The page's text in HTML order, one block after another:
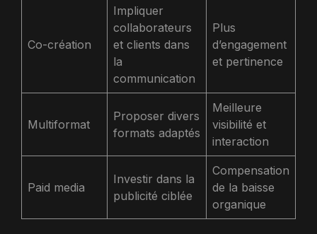
Co-création
Impliquer
collaborateurs
et clients dans
la
communication
Plus
d’engagement
et pertinence
Multiformat
Proposer divers
formats adaptés
Meilleure
visibilité et
interaction
Paid media
Investir dans la
publicité ciblée
Compensation
de la baisse
organique